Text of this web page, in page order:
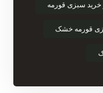
خرید سبزی قورمه
قورمه خشک